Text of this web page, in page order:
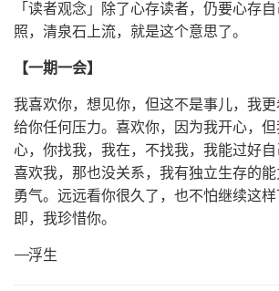
「读者观念」除了心存读者，仍要心存
照，清泉石上流，就是这个意思了。
【一期一会】
我喜欢你，想见你，但这不是事儿，我
给你任何压力。喜欢你，因为我开心，
心，你找我，我在，不找我，我能过好
喜欢我，那也没关系，我有独立生存的
勇气。远远看你很久了，也不怕继续这
即，我珍惜你。
——浮生